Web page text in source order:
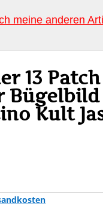
meine anderen
13 Patch
Kult